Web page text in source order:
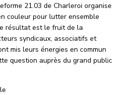
21.03 de Charleroi organise
couleur pour lutter ensemble
résultat est le fruit de la
syndicaux, associatifs et
mis leurs énergies en commun
question auprès du grand public